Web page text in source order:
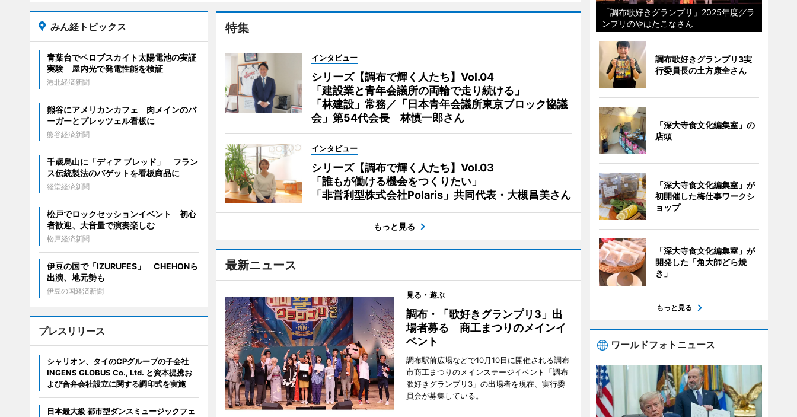
特集
インタビュー
シリーズ【調布で輝く人たち】Vol.04
「建設業と青年会議所の両輪で走り続ける」
「林建設」常務／「日本青年会議所東京ブロック協議
会」第54代会長 林慎一郎さん
インタビュー
シリーズ【調布で輝く人たち】Vol.03
「誰もが働ける機会をつくりたい」
「非営利型株式会社Polaris」共同代表・大槻昌美さん
もっと見る
最新ニュース
見る・遊ぶ
調布・「歌好きグランプリ3」出
場者募る 商工まつりのメインイ
ベント
調布駅前広場などで10月10日に開催される調布
市商工まつりのメインステージイベント「調布
歌好きグランプリ3」の出場者を現在、実行委
員会が募集している。
みん経トピックス
青葉台でペロブスカイト太陽電池の実証
実験 屋内光で発電性能を検証
港北経済新聞
熊谷にアメリカンカフェ 肉メインのバ
ーガーとプレッツェル看板に
熊谷経済新聞
千歳烏山に「ディア ブレッド」 フラン
ス伝統製法のバゲットを看板商品に
経堂経済新聞
松戸でロックセッションイベント 初心
者歓迎、大音量で演奏楽しむ
松戸経済新聞
伊豆の国で「IZURUFES」 CHEHONら
出演、地元勢も
伊豆の国経済新聞
プレスリリース
シャリオン、タイのCPグループの子会社
INGENS GLOBUS Co., Ltd. と資本提携お
よび合弁会社設立に関する調印式を実施
日本最大級 都市型ダンスミュージックフェ
「調布歌好きグランプリ」2025年度グラ
ンプリのやはたこなさん
調布歌好きグランプリ3実
行委員長の土方康全さん
「深大寺食文化編集室」の
店頭
「深大寺食文化編集室」が
初開催した梅仕事ワークシ
ョップ
「深大寺食文化編集室」が
開発した「角大師どら焼
き」
もっと見る
ワールドフォトニュース